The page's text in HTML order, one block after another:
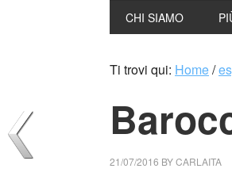
CHI SIAMO
Ti trovi qui: Home/
21/07/2016 BYCARLAITA